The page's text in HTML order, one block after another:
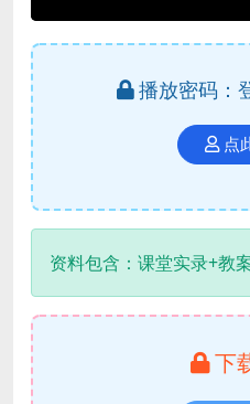
播放密码：
点
资料包含：课堂实录+教
下